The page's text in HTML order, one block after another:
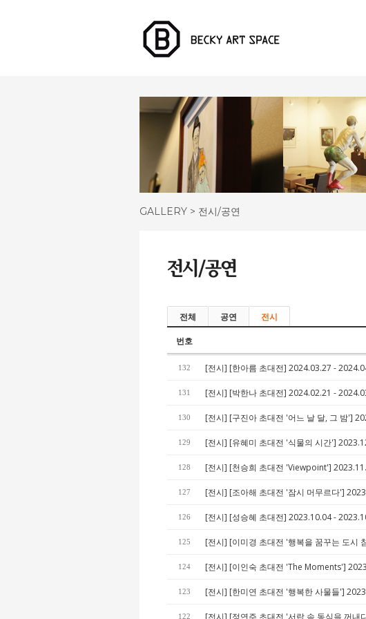
GALLERY > 전시/공연
전체 공연 전시
번호
132 [전시] [한아름 초대전] 2024.03.27 -
131 [전시] [박한나 초대전] 2024.02.21 -
130 [전시] [구진아 초대전 '어느 날 달, 그 밤']
129 [전시] [유혜미 초대전 '식물의 시간']
128 [전시] [천승희 초대전 'Viewpoint']
127 [전시] [조아해 초대전 '잠시 머무르다']
126 [전시] [성승혜 초대전] 2023.10.04 -
125 [전시] [이미경 초대전 '행복을 꿈꾸는 도시
124 [전시] [이인숙 초대전 'The Moments']
123 [전시] [한미연 초대전 '행복한 사물들']
122 [전시] [정연주 초대전 '서랍 속 동심을 꺼내